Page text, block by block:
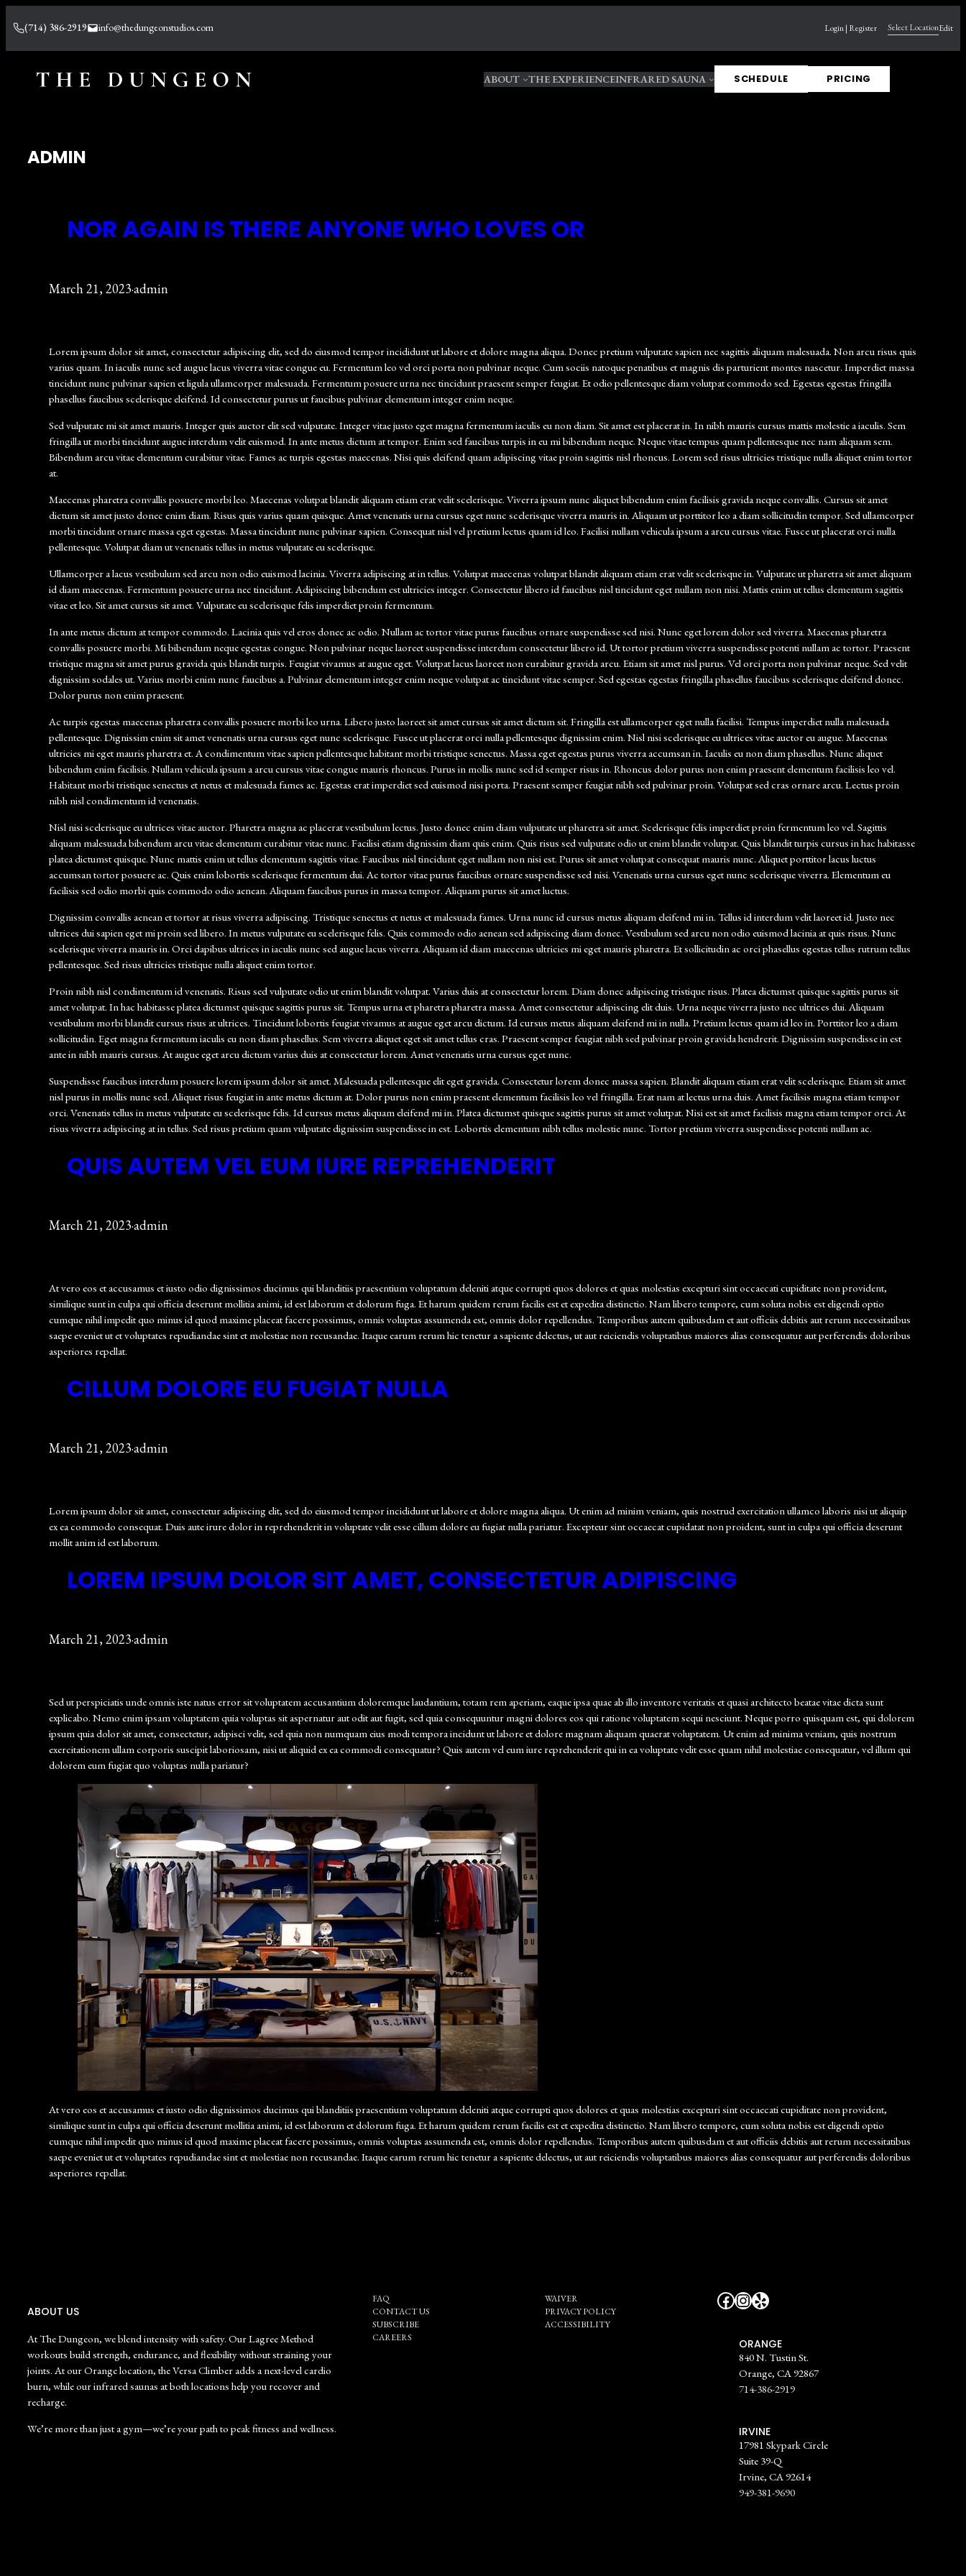
to
(714) 386-2919 info@thedungeonstudios.com Login | Register Select LocationEdit
ABOUT THE EXPERIENCEINFRARED SAUNA SCHEDULE PRICING
ADMIN
NOR AGAIN IS THERE ANYONE WHO LOVES OR
March 21, 2023·admin
Lorem ipsum dolor sit amet, consectetur adipiscing elit, sed do eiusmod tempor incididunt ut labore et dolore magna aliqua. Donec pretium vulputate sapien nec sagittis aliquam malesuada. Non arcu risus quis
varius quam. In iaculis nunc sed augue lacus viverra vitae congue eu. Fermentum leo vel orci porta non pulvinar neque. Cum sociis natoque penatibus et magnis dis parturient montes nascetur. Imperdiet massa
tincidunt nunc pulvinar sapien et ligula ullamcorper malesuada. Fermentum posuere urna nec tincidunt praesent semper feugiat. Et odio pellentesque diam volutpat commodo sed. Egestas egestas fringilla
phasellus faucibus scelerisque eleifend. Id consectetur purus ut faucibus pulvinar elementum integer enim neque.
Sed vulputate mi sit amet mauris. Integer quis auctor elit sed vulputate. Integer vitae justo eget magna fermentum iaculis eu non diam. Sit amet est placerat in. In nibh mauris cursus mattis molestie a iaculis. Sem
fringilla ut morbi tincidunt augue interdum velit euismod. In ante metus dictum at tempor. Enim sed faucibus turpis in eu mi bibendum neque. Neque vitae tempus quam pellentesque nec nam aliquam sem.
Bibendum arcu vitae elementum curabitur vitae. Fames ac turpis egestas maecenas. Nisi quis eleifend quam adipiscing vitae proin sagittis nisl rhoncus. Lorem sed risus ultricies tristique nulla aliquet enim tortor
at.
Maecenas pharetra convallis posuere morbi leo. Maecenas volutpat blandit aliquam etiam erat velit scelerisque. Viverra ipsum nunc aliquet bibendum enim facilisis gravida neque convallis. Cursus sit amet
dictum sit amet justo donec enim diam. Risus quis varius quam quisque. Amet venenatis urna cursus eget nunc scelerisque viverra mauris in. Aliquam ut porttitor leo a diam sollicitudin tempor. Sed ullamcorper
morbi tincidunt ornare massa eget egestas. Massa tincidunt nunc pulvinar sapien. Consequat nisl vel pretium lectus quam id leo. Facilisi nullam vehicula ipsum a arcu cursus vitae. Fusce ut placerat orci nulla
pellentesque. Volutpat diam ut venenatis tellus in metus vulputate eu scelerisque.
Ullamcorper a lacus vestibulum sed arcu non odio euismod lacinia. Viverra adipiscing at in tellus. Volutpat maecenas volutpat blandit aliquam etiam erat velit scelerisque in. Vulputate ut pharetra sit amet aliquam
id diam maecenas. Fermentum posuere urna nec tincidunt. Adipiscing bibendum est ultricies integer. Consectetur libero id faucibus nisl tincidunt eget nullam non nisi. Mattis enim ut tellus elementum sagittis
vitae et leo. Sit amet cursus sit amet. Vulputate eu scelerisque felis imperdiet proin fermentum.
In ante metus dictum at tempor commodo. Lacinia quis vel eros donec ac odio. Nullam ac tortor vitae purus faucibus ornare suspendisse sed nisi. Nunc eget lorem dolor sed viverra. Maecenas pharetra
convallis posuere morbi. Mi bibendum neque egestas congue. Non pulvinar neque laoreet suspendisse interdum consectetur libero id. Ut tortor pretium viverra suspendisse potenti nullam ac tortor. Praesent
tristique magna sit amet purus gravida quis blandit turpis. Feugiat vivamus at augue eget. Volutpat lacus laoreet non curabitur gravida arcu. Etiam sit amet nisl purus. Vel orci porta non pulvinar neque. Sed velit
dignissim sodales ut. Varius morbi enim nunc faucibus a. Pulvinar elementum integer enim neque volutpat ac tincidunt vitae semper. Sed egestas egestas fringilla phasellus faucibus scelerisque eleifend donec.
Dolor purus non enim praesent.
Ac turpis egestas maecenas pharetra convallis posuere morbi leo urna. Libero justo laoreet sit amet cursus sit amet dictum sit. Fringilla est ullamcorper eget nulla facilisi. Tempus imperdiet nulla malesuada
pellentesque. Dignissim enim sit amet venenatis urna cursus eget nunc scelerisque. Fusce ut placerat orci nulla pellentesque dignissim enim. Nisl nisi scelerisque eu ultrices vitae auctor eu augue. Maecenas
ultricies mi eget mauris pharetra et. A condimentum vitae sapien pellentesque habitant morbi tristique senectus. Massa eget egestas purus viverra accumsan in. Iaculis eu non diam phasellus. Nunc aliquet
bibendum enim facilisis. Nullam vehicula ipsum a arcu cursus vitae congue mauris rhoncus. Purus in mollis nunc sed id semper risus in. Rhoncus dolor purus non enim praesent elementum facilisis leo vel.
Habitant morbi tristique senectus et netus et malesuada fames ac. Egestas erat imperdiet sed euismod nisi porta. Praesent semper feugiat nibh sed pulvinar proin. Volutpat sed cras ornare arcu. Lectus proin
nibh nisl condimentum id venenatis.
Nisl nisi scelerisque eu ultrices vitae auctor. Pharetra magna ac placerat vestibulum lectus. Justo donec enim diam vulputate ut pharetra sit amet. Scelerisque felis imperdiet proin fermentum leo vel. Sagittis
aliquam malesuada bibendum arcu vitae elementum curabitur vitae nunc. Facilisi etiam dignissim diam quis enim. Quis risus sed vulputate odio ut enim blandit volutpat. Quis blandit turpis cursus in hac habitasse
platea dictumst quisque. Nunc mattis enim ut tellus elementum sagittis vitae. Faucibus nisl tincidunt eget nullam non nisi est. Purus sit amet volutpat consequat mauris nunc. Aliquet porttitor lacus luctus
accumsan tortor posuere ac. Quis enim lobortis scelerisque fermentum dui. Ac tortor vitae purus faucibus ornare suspendisse sed nisi. Venenatis urna cursus eget nunc scelerisque viverra. Elementum eu
facilisis sed odio morbi quis commodo odio aenean. Aliquam faucibus purus in massa tempor. Aliquam purus sit amet luctus.
Dignissim convallis aenean et tortor at risus viverra adipiscing. Tristique senectus et netus et malesuada fames. Urna nunc id cursus metus aliquam eleifend mi in. Tellus id interdum velit laoreet id. Justo nec
ultrices dui sapien eget mi proin sed libero. In metus vulputate eu scelerisque felis. Quis commodo odio aenean sed adipiscing diam donec. Vestibulum sed arcu non odio euismod lacinia at quis risus. Nunc
scelerisque viverra mauris in. Orci dapibus ultrices in iaculis nunc sed augue lacus viverra. Aliquam id diam maecenas ultricies mi eget mauris pharetra. Et sollicitudin ac orci phasellus egestas tellus rutrum tellus
pellentesque. Sed risus ultricies tristique nulla aliquet enim tortor.
Proin nibh nisl condimentum id venenatis. Risus sed vulputate odio ut enim blandit volutpat. Varius duis at consectetur lorem. Diam donec adipiscing tristique risus. Platea dictumst quisque sagittis purus sit
amet volutpat. In hac habitasse platea dictumst quisque sagittis purus sit. Tempus urna et pharetra pharetra massa. Amet consectetur adipiscing elit duis. Urna neque viverra justo nec ultrices dui. Aliquam
vestibulum morbi blandit cursus risus at ultrices. Tincidunt lobortis feugiat vivamus at augue eget arcu dictum. Id cursus metus aliquam eleifend mi in nulla. Pretium lectus quam id leo in. Porttitor leo a diam
sollicitudin. Eget magna fermentum iaculis eu non diam phasellus. Sem viverra aliquet eget sit amet tellus cras. Praesent semper feugiat nibh sed pulvinar proin gravida hendrerit. Dignissim suspendisse in est
ante in nibh mauris cursus. At augue eget arcu dictum varius duis at consectetur lorem. Amet venenatis urna cursus eget nunc.
Suspendisse faucibus interdum posuere lorem ipsum dolor sit amet. Malesuada pellentesque elit eget gravida. Consectetur lorem donec massa sapien. Blandit aliquam etiam erat velit scelerisque. Etiam sit amet
nisl purus in mollis nunc sed. Aliquet risus feugiat in ante metus dictum at. Dolor purus non enim praesent elementum facilisis leo vel fringilla. Erat nam at lectus urna duis. Amet facilisis magna etiam tempor
orci. Venenatis tellus in metus vulputate eu scelerisque felis. Id cursus metus aliquam eleifend mi in. Platea dictumst quisque sagittis purus sit amet volutpat. Nisi est sit amet facilisis magna etiam tempor orci. At
risus viverra adipiscing at in tellus. Sed risus pretium quam vulputate dignissim suspendisse in est. Lobortis elementum nibh tellus molestie nunc. Tortor pretium viverra suspendisse potenti nullam ac.
QUIS AUTEM VEL EUM IURE REPREHENDERIT
March 21, 2023·admin
At vero eos et accusamus et iusto odio dignissimos ducimus qui blanditiis praesentium voluptatum deleniti atque corrupti quos dolores et quas molestias excepturi sint occaecati cupiditate non provident,
similique sunt in culpa qui officia deserunt mollitia animi, id est laborum et dolorum fuga. Et harum quidem rerum facilis est et expedita distinctio. Nam libero tempore, cum soluta nobis est eligendi optio
cumque nihil impedit quo minus id quod maxime placeat facere possimus, omnis voluptas assumenda est, omnis dolor repellendus. Temporibus autem quibusdam et aut officiis debitis aut rerum necessitatibus
saepe eveniet ut et voluptates repudiandae sint et molestiae non recusandae. Itaque earum rerum hic tenetur a sapiente delectus, ut aut reiciendis voluptatibus maiores alias consequatur aut perferendis doloribus
asperiores repellat.
CILLUM DOLORE EU FUGIAT NULLA
March 21, 2023·admin
Lorem ipsum dolor sit amet, consectetur adipiscing elit, sed do eiusmod tempor incididunt ut labore et dolore magna aliqua. Ut enim ad minim veniam, quis nostrud exercitation ullamco laboris nisi ut aliquip
ex ea commodo consequat. Duis aute irure dolor in reprehenderit in voluptate velit esse cillum dolore eu fugiat nulla pariatur. Excepteur sint occaecat cupidatat non proident, sunt in culpa qui officia deserunt
mollit anim id est laborum.
LOREM IPSUM DOLOR SIT AMET, CONSECTETUR ADIPISCING
March 21, 2023·admin
Sed ut perspiciatis unde omnis iste natus error sit voluptatem accusantium doloremque laudantium, totam rem aperiam, eaque ipsa quae ab illo inventore veritatis et quasi architecto beatae vitae dicta sunt
explicabo. Nemo enim ipsam voluptatem quia voluptas sit aspernatur aut odit aut fugit, sed quia consequuntur magni dolores eos qui ratione voluptatem sequi nesciunt. Neque porro quisquam est, qui dolorem
ipsum quia dolor sit amet, consectetur, adipisci velit, sed quia non numquam eius modi tempora incidunt ut labore et dolore magnam aliquam quaerat voluptatem. Ut enim ad minima veniam, quis nostrum
exercitationem ullam corporis suscipit laboriosam, nisi ut aliquid ex ea commodi consequatur? Quis autem vel eum iure reprehenderit qui in ea voluptate velit esse quam nihil molestiae consequatur, vel illum qui
dolorem eum fugiat quo voluptas nulla pariatur?
At vero eos et accusamus et iusto odio dignissimos ducimus qui blanditiis praesentium voluptatum deleniti atque corrupti quos dolores et quas molestias excepturi sint occaecati cupiditate non provident,
similique sunt in culpa qui officia deserunt mollitia animi, id est laborum et dolorum fuga. Et harum quidem rerum facilis est et expedita distinctio. Nam libero tempore, cum soluta nobis est eligendi optio
cumque nihil impedit quo minus id quod maxime placeat facere possimus, omnis voluptas assumenda est, omnis dolor repellendus. Temporibus autem quibusdam et aut officiis debitis aut rerum necessitatibus
saepe eveniet ut et voluptates repudiandae sint et molestiae non recusandae. Itaque earum rerum hic tenetur a sapiente delectus, ut aut reiciendis voluptatibus maiores alias consequatur aut perferendis doloribus
asperiores repellat.
ABOUT US
At The Dungeon, we blend intensity with safety. Our Lagree Method
workouts build strength, endurance, and flexibility without straining your
joints. At our Orange location, the Versa Climber adds a next-level cardio
burn, while our infrared saunas at both locations help you recover and
recharge.
We’re more than just a gym—we’re your path to peak fitness and wellness.
FAQ
CONTACT US
SUBSCRIBE
CAREERS
WAIVER
PRIVACY POLICY
ACCESSIBILITY
Facebook InstagramYelp
ORANGE
840 N. Tustin St.
Orange, CA 92867
714-386-2919
IRVINE
17981 Skypark Circle
Suite 39-Q
Irvine, CA 92614
949-381-9690